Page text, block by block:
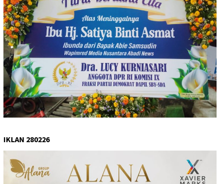
IKLAN 280226